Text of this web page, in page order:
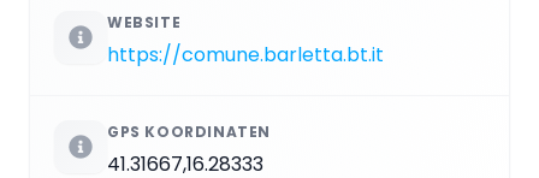
WEBSITE
https://comune.barletta.bt.it
GPS KOORDINATEN
41.31667,16.28333